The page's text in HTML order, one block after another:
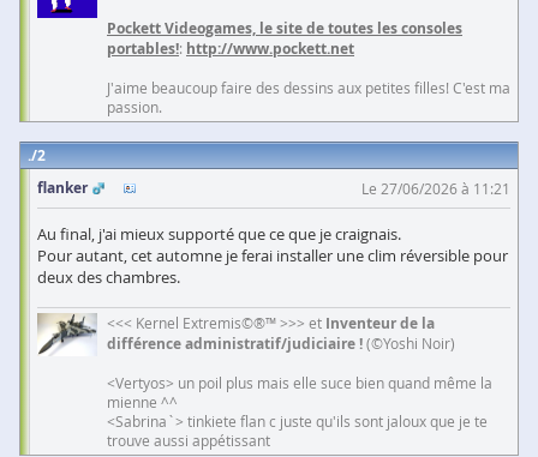
Pockett Videogames, le site de toutes les consoles
portables!: http://www.pockett.net
J'aime beaucoup faire des dessins aux petites filles! C'est ma
passion.
2
flanker
Le 27/06/2026 à 11:21
Au final, j'ai mieux supporté que ce que je craignais.
Pour autant, cet automne je ferai installer une clim réversible pour
deux des chambres.
<<< Kernel Extremis©®™ >>> et Inventeur de la
différence administratif/judiciaire !(©Yoshi Noir)
<Vertyos> un poil plus mais elle suce bien quand même la
mienne ^^
<Sabrina`> tinkiete flan c juste qu'ils sont jaloux que je te
trouve aussi appétissant